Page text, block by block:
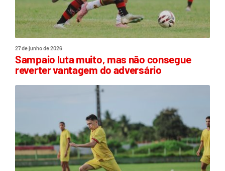
27 de junho de 2026
Sampaio luta muito, mas não consegue
reverter vantagem do adversário